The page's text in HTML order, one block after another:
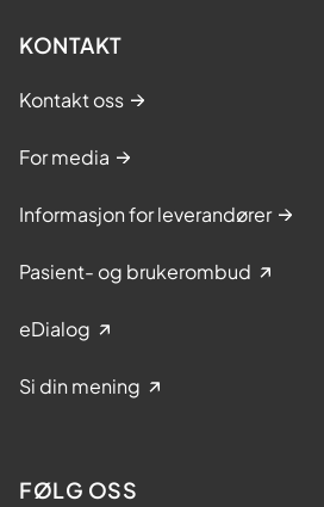
KONTAKT
Kontakt oss
For media
Informasjon for leverandører
Pasient- og brukerombud
eDialog
Si din mening
FØLG OSS